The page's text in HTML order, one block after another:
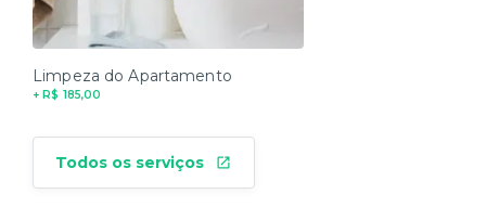
Limpeza do Apartamento
+ R$ 185,00
Todos os serviços